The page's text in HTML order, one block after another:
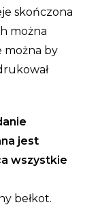
skończona
można
można by
jest
wszystkie
bełkot.